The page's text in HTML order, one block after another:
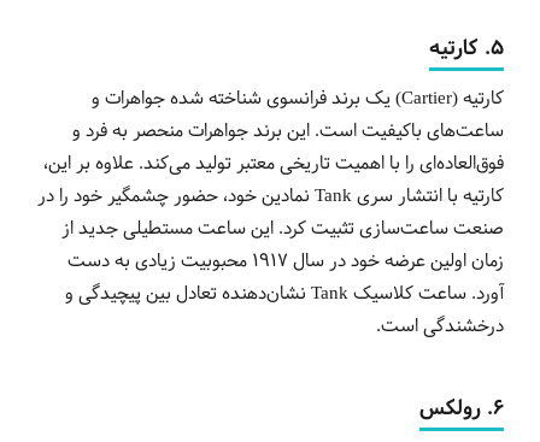
5. کارتیه
کارتیه (Cartier) یک برند فرانسوی شناخته شده جواهرات و
ساعت‌های باکیفیت است. این برند جواهرات منحصر به فرد و
فوق‌العاده‌ای را با اهمیت تاریخی معتبر تولید می‌کند. علاوه بر این،
کارتیه با انتشار سری Tank نمادین خود، حضور چشمگیر خود را در
صنعت ساعت‌سازی تثبیت کرد. این ساعت مستطیلی جدید از
زمان اولین عرضه خود در سال 1917 محبوبیت زیادی به دست
آورد. ساعت کلاسیک Tank
نشان‌دهنده تعادل بین پیچیدگی و
درخشندگی است.
6. رولکس